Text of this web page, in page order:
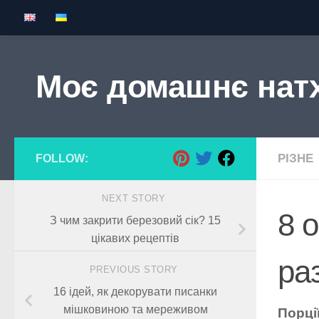
Skip to content
Моє домашнє
РІЗНЕ
8
FOLLOW:
NEXT STORY
З чим закрити березовий сік? 15
цікавих рецептів
PREVIOUS STORY
16 ідей, як декорувати писанки
мішковиною та мереживом